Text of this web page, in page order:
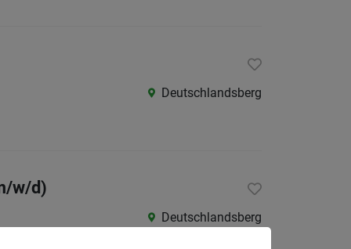
Deutschlandsberg
w/d)
Deutschlandsberg